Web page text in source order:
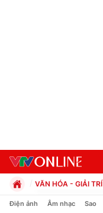
VĂN HÓA - GIẢI TRÍ
Chính trị
Điện ảnh Âm nhạc Sao